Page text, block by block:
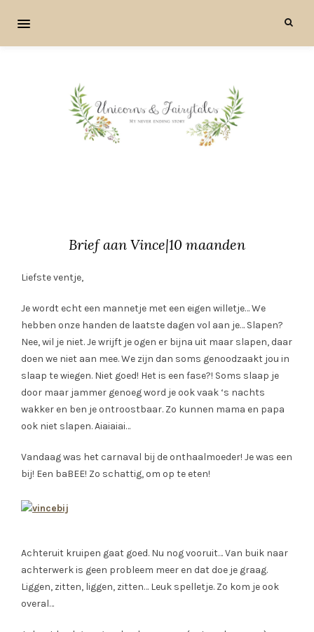
Brief aan Vince|10 maanden
Liefste ventje,
Je wordt echt een mannetje met een eigen willetje… We
hebben onze handen de laatste dagen vol aan je… Slapen?
Nee, wil je niet. Je wrijft je ogen er bijna uit maar slapen, daar
doen we niet aan mee. We zijn dan soms genoodzaakt jou in
slaap te wiegen. Niet goed! Het is een fase?! Soms slaap je
door maar jammer genoeg word je ook vaak ‘s nachts
wakker en ben je ontroostbaar. Zo kunnen mama en papa
ook niet slapen. Aiaiaiai…
Vandaag was het carnaval bij de onthaalmoeder! Je was een
bij! Een baBEE! Zo schattig, om op te eten!
Achteruit kruipen gaat goed. Nu nog vooruit… Van buik naar
achterwerk is geen probleem meer en dat doe je graag.
Liggen, zitten, liggen, zitten… Leuk spelletje. Zo kom je ook
overal…